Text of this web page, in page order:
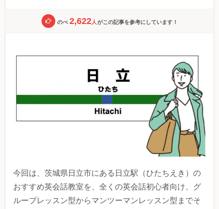
のべ 2,622人 がこの記事を参考にしています！
今回は、茨城県日立市にある日立駅（ひたちえき）の
おすすめ英会話教室を、全くの英会話初心者向け、グ
ループレッスン型からマンツーマンレッスン型までそ